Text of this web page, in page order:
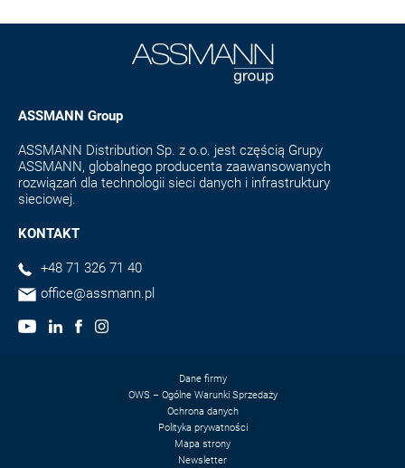
ASSMANN Group
ASSMANN Distribution Sp. z o.o. jest częścią Grupy
ASSMANN, globalnego producenta zaawansowanych
rozwiązań dla technologii sieci danych i infrastruktury
sieciowej.
KONTAKT
+48 71 326 71 40
office@assmann.pl
Dane firmy
OWS – Ogólne Warunki Sprzedaży
Ochrona danych
Polityka prywatności
Mapa strony
Newsletter